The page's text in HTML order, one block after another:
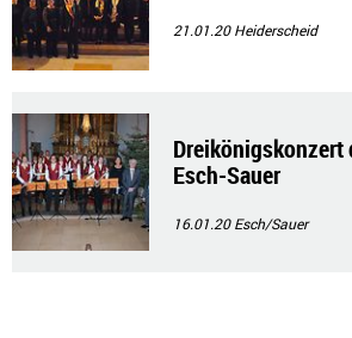
21.01.20Heiderscheid
Esch-Sauer
16.01.20Esch/Sauer